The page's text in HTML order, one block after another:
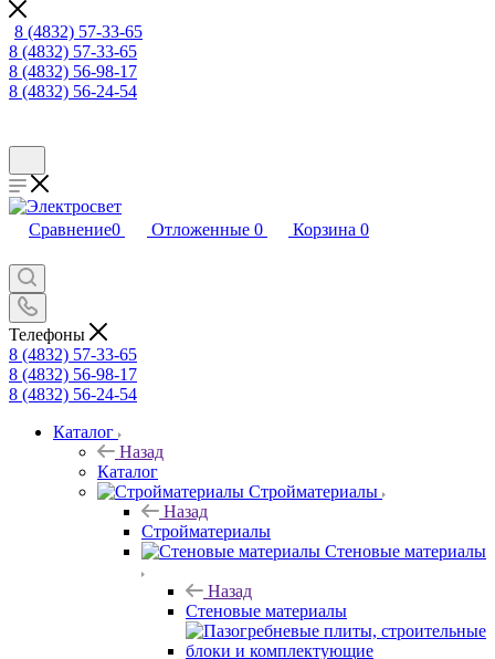
8 (4832) 57-33-65
8 (4832) 57-33-65
8 (4832) 56-98-17
8 (4832) 56-24-54
Сравнение0 Отложенные 0 Корзина 0
Телефоны
8 (4832) 57-33-65
8 (4832) 56-98-17
8 (4832) 56-24-54
Каталог
Назад
Каталог
Стройматериалы
Назад
Стройматериалы
Стеновые материалы
Назад
Стеновые материалы